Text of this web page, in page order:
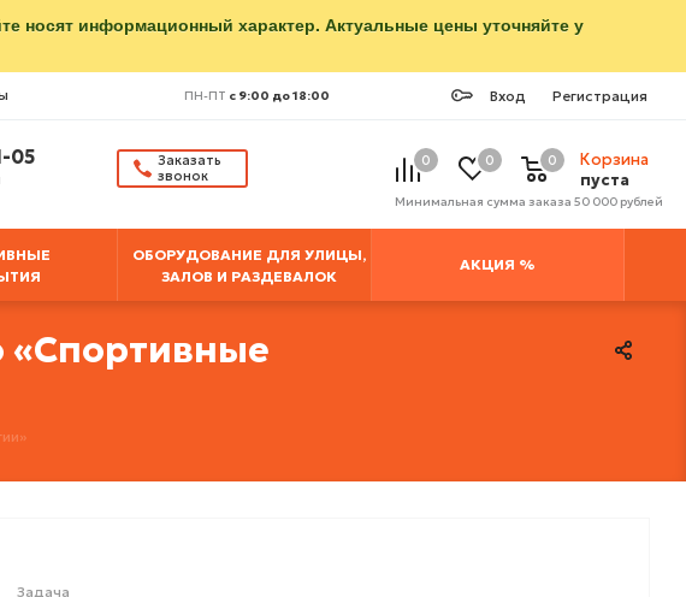
носят информационный характер. Актуальные цены уточняйте у
Вход Регистрация
ПН-ПТ с 9:00 до 18:00
05
Заказать
звонок
0 0
Корзина
пуста
0
Минимальная сумма заказа 50 000 рублей
ОБОРУДОВАНИЕ ДЛЯ УЛИЦЫ,
ЗАЛОВ И РАЗДЕВАЛОК
АКЦИЯ %
«Спортивные
Задача